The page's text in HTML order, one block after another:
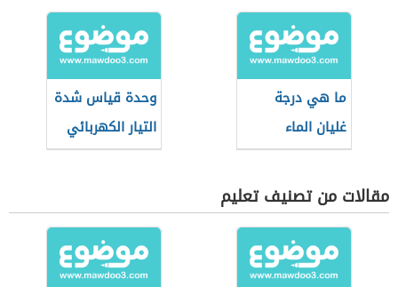
ما هي درجة
غليان الماء
وحدة قياس شدة
التيار الكهربائي
مقالات من تصنيف تعليم